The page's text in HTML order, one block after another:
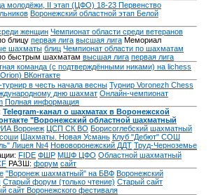
молодёжи, II этап (ЦФО) 18-23 Первенство
Воронежский областной этап Белой
женщин Чемпионат области среди ветеранов
блицу первая лига высшая лига Мемориал
шахматы блиц Чемпионат области по шахматам
быстрым шахматам высшая лига первая лига
команда (с подтверждёнными никами) на lichess
ВКонтакте
в честь начала весны Турнир Voronezh Chess
дню шахмат Онлайн-чемпионат
Полная информация
Telegram-канал о шахматах в Воронежской
"Воронежский областной шахматный
Воронеж ЦСП СК ВО Борисоглебский шахматный
Шахматы. Новая Усмань Клуб "Дебют" СОШ
Лицея №4 Нововоронежский ДДТ Труд-Черноземье
FIDE ФШР МШФ ЦФО Областной шахматный
РАЗШ: форум сайт
"Воронеж шахматный" на БВФ Воронежский
Cтарый форум (только чтение) Старый сайт
сайт Воронежского фестиваля